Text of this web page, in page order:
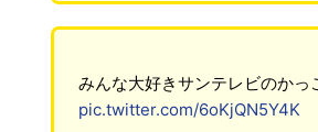
みんな大好きサンテレビのかっ
pic.twitter.com/6oKjQN5Y4K